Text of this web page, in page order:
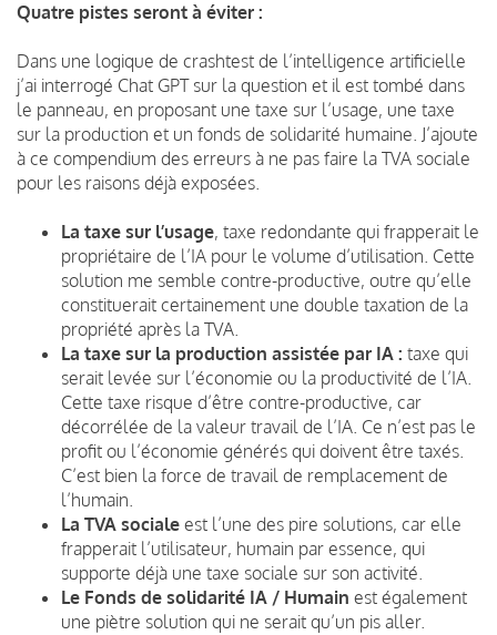
Quatre pistes seront à éviter :
Dans une logique de crashtest de l’intelligence artificielle
j’ai interrogé Chat GPT sur la question et il est tombé dans
le panneau, en proposant une taxe sur l’usage, une taxe
sur la production et un fonds de solidarité humaine. J’ajoute
à ce compendium des erreurs à ne pas faire la TVA sociale
pour les raisons déjà exposées.
La taxe sur l’usage, taxe redondante qui frapperait le
propriétaire de l’IA pour le volume d’utilisation. Cette
solution me semble contre-productive, outre qu’elle
constituerait certainement une double taxation de la
propriété après la TVA.
La taxe sur la production assistée par IA : taxe qui
serait levée sur l’économie ou la productivité de l’IA.
Cette taxe risque d’être contre-productive, car
décorrélée de la valeur travail de l’IA. Ce n’est pas le
profit ou l’économie générés qui doivent être taxés.
C’est bien la force de travail de remplacement de
l’humain.
La TVA sociale est l’une des pire solutions, car elle
frapperait l’utilisateur, humain par essence, qui
supporte déjà une taxe sociale sur son activité.
Le Fonds de solidarité IA / Humain est également
une piètre solution qui ne serait qu’un pis aller.